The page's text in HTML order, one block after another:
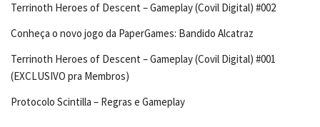
Terrinoth Heroes of Descent – Gameplay (Covil Digital) #002
Conheça o novo jogo da PaperGames: Bandido Alcatraz
Terrinoth Heroes of Descent – Gameplay (Covil Digital) #001
(EXCLUSIVO pra Membros)
Protocolo Scintilla – Regras e Gameplay